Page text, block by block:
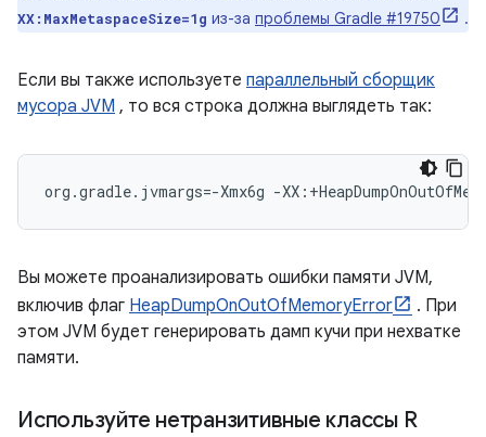
XX:MaxMetaspaceSize=1g из-за проблемы Gradle #19750 .
Если вы также используете параллельный сборщик
мусора JVM , то вся строка должна выглядеть так:
org.gradle.jvmargs=-Xmx6g -
Вы можете проанализировать ошибки памяти JVM,
включив флаг HeapDumpOnOutOfMemoryError
. При
этом JVM будет генерировать дамп кучи при нехватке
памяти.
Используйте нетранзитивные классы R